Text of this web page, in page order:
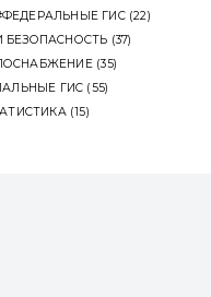
ФЕДЕРАЛЬНЫЕ ГИС(22)
БЕЗОПАСНОСТЬ (37)
(35)
ГИС (55)
(15)